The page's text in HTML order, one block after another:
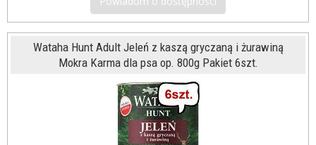
Wataha Hunt Adult Jeleń z kaszą gryczaną i żurawiną
Mokra Karma dla psa op. 800g Pakiet 6szt.